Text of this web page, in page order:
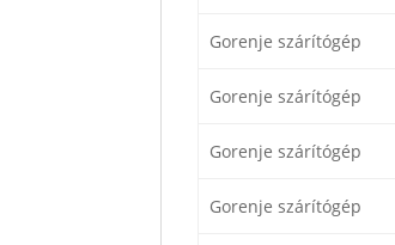
Gorenje szárítógép
Gorenje szárítógép
Gorenje szárítógép
Gorenje szárítógép